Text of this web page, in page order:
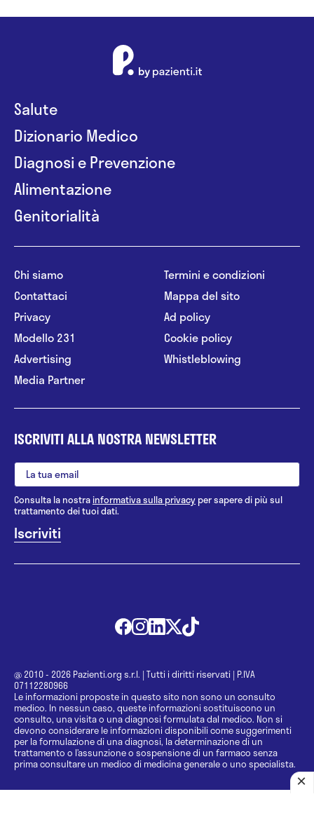
Salute
Dizionario Medico
Diagnosi e Prevenzione
Alimentazione
Genitorialità
Chi siamo
Contattaci
Privacy
Modello 231
Advertising
Media Partner
Termini e condizioni
Mappa del sito
Ad policy
Cookie policy
Whistleblowing
ISCRIVITI ALLA NOSTRA NEWSLETTER
Consulta la nostrainformativa sulla privacy per sapere di più sul
trattamento dei tuoi dati.
@ 2010 - 2026 Pazienti.org s.r.l. | Tutti i diritti riservati | P.IVA
07112280966
Le informazioni proposte in questo sito non sono un consulto
medico. In nessun caso, queste informazioni sostituiscono un
consulto, una visita o una diagnosi formulata dal medico. Non si
devono considerare le informazioni disponibili come suggerimenti
per la formulazione di una diagnosi, la determinazione di un
trattamento o l’assunzione o sospensione di un farmaco senza
prima consultare un medico di medicina generale o uno specialista.